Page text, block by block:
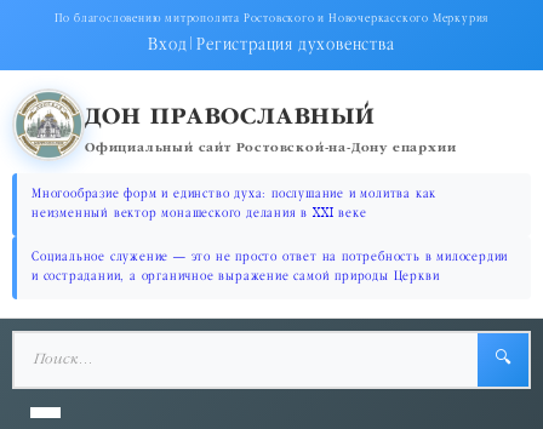
По благословению митрополита Ростовского и Новочеркасского Меркурия
Вход|Регистрация духовенства
ДОН ПРАВОСЛАВНЫЙ
Официальный сайт Ростовской-на-Дону епархии
Многообразие форм и единство духа: послушание и молитва как
неизменный вектор монашеского делания в XXI веке
Социальное служение — это не просто ответ на потребность в милосердии
и сострадании, а органичное выражение самой природы Церкви
🔍